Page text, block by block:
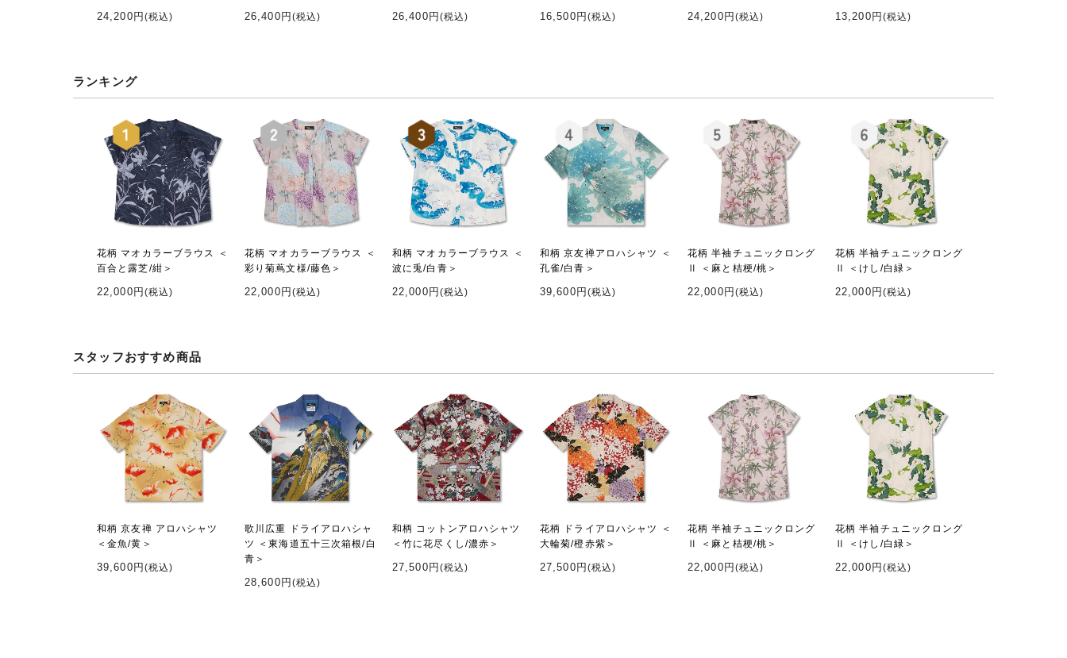
24,200円 (税込) 26,400円 (税込) 26,400円 (税込) 16,500円 (税込) 24,200円 (税込) 13,200円 (税込)
ランキング
花柄 マオカラーブラウス ＜
百合と露芝/紺＞
22,000円 (税込)
花柄 マオカラーブラウス ＜
彩り菊蔦文様/藤色＞
22,000円 (税込)
和柄 マオカラーブラウス ＜
波に兎/白青＞
22,000円 (税込)
和柄 京友禅アロハシャツ ＜
孔雀/白青＞
39,600円 (税込)
花柄 半袖チュニックロング
Ⅱ ＜麻と桔梗/桃＞
22,000円 (税込)
花柄 半袖チュニックロング
Ⅱ ＜けし/白緑＞
22,000円 (税込)
スタッフおすすめ商品
和柄 京友禅 アロハシャツ
＜金魚/黄＞
39,600円 (税込)
歌川広重 ドライアロハシャ
ツ ＜東海道五十三次箱根/白
青＞
28,600円 (税込)
和柄 コットンアロハシャツ
＜竹に花尽くし/濃赤＞
27,500円 (税込)
花柄 ドライアロハシャツ ＜
大輪菊/橙赤紫＞
27,500円 (税込)
花柄 半袖チュニックロング
Ⅱ ＜麻と桔梗/桃＞
22,000円 (税込)
花柄 半袖チュニックロング
Ⅱ ＜けし/白緑＞
22,000円 (税込)